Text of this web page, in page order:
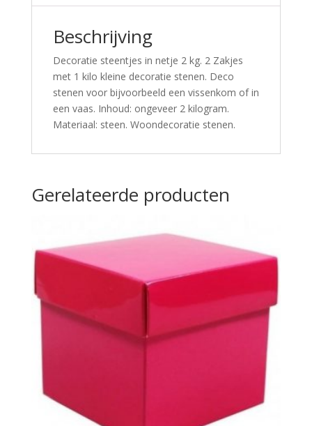
Beschrijving
Decoratie steentjes in netje 2 kg. 2 Zakjes
met 1 kilo kleine decoratie stenen. Deco
stenen voor bijvoorbeeld een vissenkom of in
een vaas. Inhoud: ongeveer 2 kilogram.
Materiaal: steen. Woondecoratie stenen.
Gerelateerde producten